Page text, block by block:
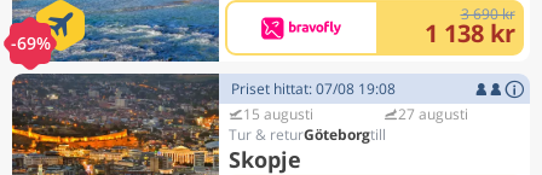
-69%
3 690 kr
1 138 kr
Priset hittat: 07/08 19:08
15 augusti
Göteborg
Skopje
27 augusti